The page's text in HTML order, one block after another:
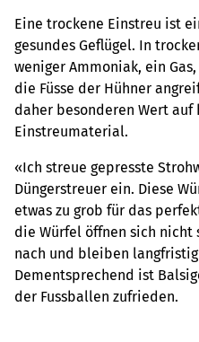
Eine trockene Einstreu ist
gesundes Geflügel. In
weniger Ammoniak, ein
die Füsse der Hühner
daher besonderen Wert auf
Einstreumaterial.
«Ich streue gepresste
Düngerstreuer ein. Diese
etwas zu grob für das
die Würfel öffnen sich nicht
nach und bleiben
Dementsprechend ist
der Fussballen zufrieden.